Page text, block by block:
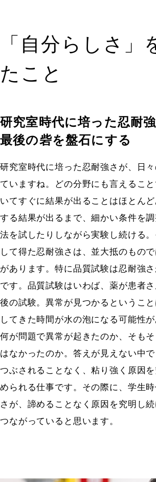
「自分らしさ」
たこと
研究室時代に培った忍耐
最後の砦を盤石にする
研究室時代に培った忍耐強さが、日
ていますね。どの分野にも言えるこ
いてすぐに結果が出ることはほとん
する結果が出るまで、細かい条件を
法を試したりしながら実験し続ける
して得た忍耐強さは、並大抵のもの
があります。特に品質試験は忍耐強
です。品質試験はいわば、薬が患者
後の試験。異常が見つかるというこ
してきた時間が水の泡になる可能性が
何が問題で異常が起きたのか、そも
はなかったのか。答えが見えない中
つぶされることなく、粘り強く原因
められる仕事です。その際に、学生
さが、諦めることなく原因を究明し
つながっていると思います。